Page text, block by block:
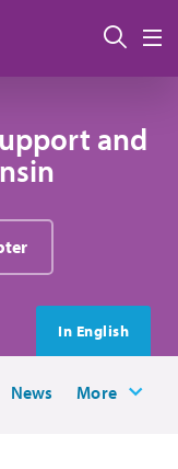
and
In English
News More